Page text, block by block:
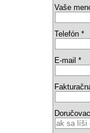
Vaše
Telefón *
E-mail *